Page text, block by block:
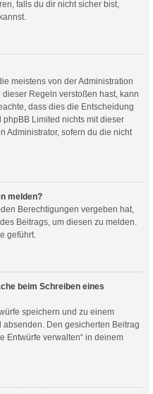
falls du dir nicht sicher bist,
meistens von der Administration
Regeln verstoßen hast, kann
dass dies die Entscheidung
Limited nichts mit dieser
Administrator, sofern du die nicht
melden?
Berechtigungen vergeben hat,
Beitrags, um diesen zu melden.
geführt.
beim Schreiben eines
speichern und zu einem
Den gesicherten Beitrag
Entwürfe verwalten“ in deinem